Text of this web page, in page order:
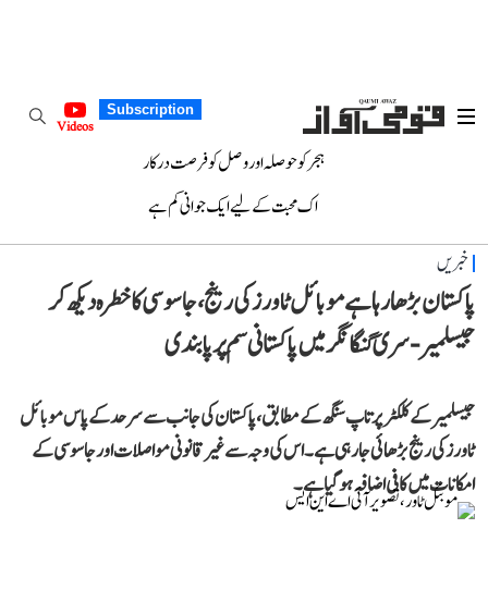
Subscription
Videos
ہجر کو حوصلہ اور وصل کو فرصت درکار
اک محبت کے لیے ایک جوانی کم ہے
خبریں
پاکستان بڑھا رہا ہے موبائل ٹاورز کی رینج، جاسوسی کا خطرہ دیکھ کر
جیسلمیر-سری گنگا نگر میں پاکستانی سِم پر پابندی
جیسلمیر کے کلکٹر پرتاپ سنگھ کے مطابق، پاکستان کی جانب سے سرحد کے پاس موبائل
ٹاورز کی رینج بڑھائی جا رہی ہے۔ اس کی وجہ سے غیر قانونی مواصلات اور جاسوسی کے
امکانات میں کافی اضافہ ہو گیا ہے۔